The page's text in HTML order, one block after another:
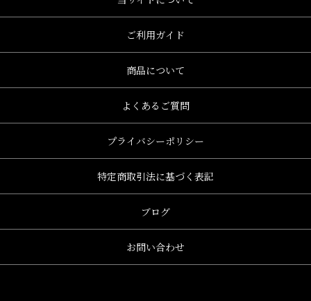
ご利用ガイド
商品について
よくあるご質問
プライバシーポリシー
特定商取引法に基づく表記
ブログ
お問い合わせ